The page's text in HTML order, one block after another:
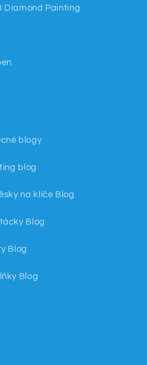
Diamond Painting
blogy
blog
na klíče Blog
Blog
Blog
Blog